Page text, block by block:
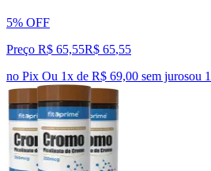
5% OFF
Preço R$ 65,55R$ 65,55
no Pix Ou 1x de R$ 69,00 sem jurosou 1